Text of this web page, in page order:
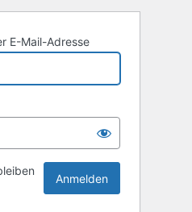
E-Mail-Adresse